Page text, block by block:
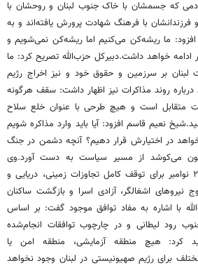
که جسمشان با خاک جنوب لبنان و روحشان با
فرزندانشان با فرهنگ شهادت پرورش یافته‌اند و به
افزود: ما ریشه‌کن می‌کنیم اما ریشه‌کن نمی‌شویم و
ادامه خواهد داشت.دبیرکل حزب‌الله تصریح کرد: ما
لبنان بر سرزمین و حقوق خود و نیز اخراج رژیم
روند مذاکرات نیز اظهار داشت: سقف هرگونه
متقابل است و هیچ طرحی با عنوان خلع سلاح
نعیم قاسم افزود: آیا باید وارد مذاکره شویم
در اختیارش قرار دهیم؟ آنچه دشمن در جنگ
می‌کوشد از مسیر سیاست به دست آورد.وی
خواستار بهره‌گیری از توافق ۲۷ نوامبر برای توقف کامل تجاوزات زمینی، دریایی و
نیروهای اشغالگر، آزادی اسرا و بازگشت ساکنان
با اشاره به مفاد توافق موجود گفت: بر اساس
رود لیطانی و در چارچوب توافقات انجام‌شده
کرد: هیچ منطقه آزمایشی، منطقه امن یا
برای رژیم صهیونیستی در لبنان وجود نخواهد